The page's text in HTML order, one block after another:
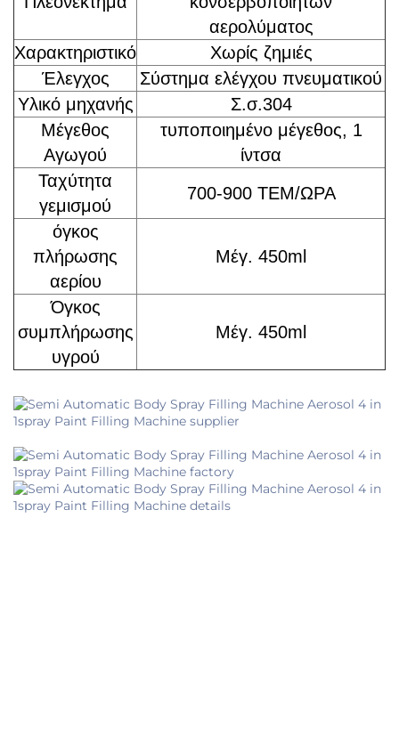
αερολύματος
Χαρακτηριστικό
Χωρίς ζημιές
Έλεγχος
Σύστημα ελέγχου πνευματικού
Υλικό μηχανής
Σ.σ.304
Μέγεθος
Αγωγού
τυποποιημένο μέγεθος, 1
ίντσα
Ταχύτητα
γεμισμού
700-900 ΤΕΜ/ΩΡΑ
όγκος
πλήρωσης
αερίου
Μέγ. 450ml
Όγκος
συμπλήρωσης
υγρού
Μέγ. 450ml